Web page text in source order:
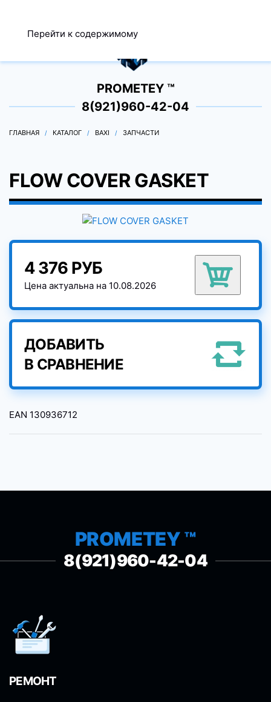
Перейти к содержимому
0
PROMETEY ™
8(921)960-42-04
ГЛАВНАЯ КАТАЛОГ BAXI ЗАПЧАСТИ
FLOW COVER GASKET
4 376 РУБ
Цена актуальна на 10.08.2026
ДОБАВИТЬ
В СРАВНЕНИЕ
EAN 130936712
PROMETEY ™
8(921)960-42-04
РЕМОНТ